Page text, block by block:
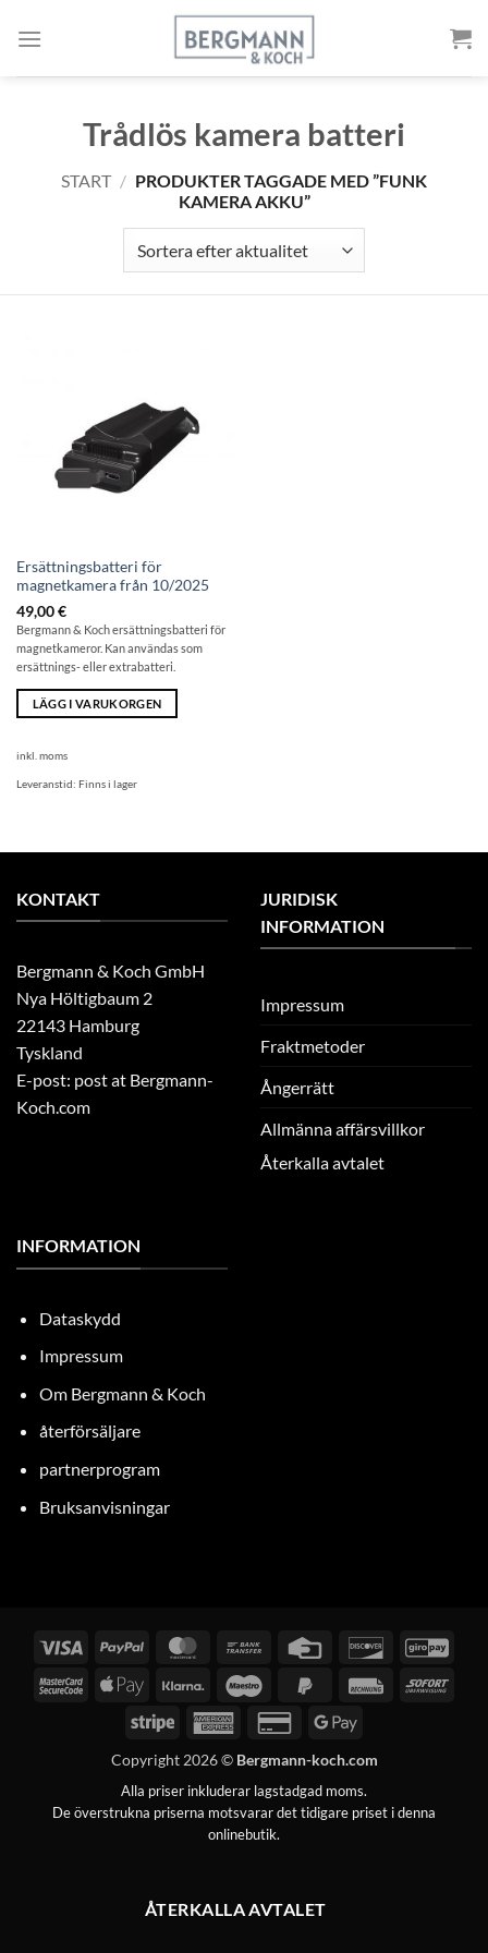
Trådlös kamera batteri
START / PRODUKTER TAGGADE MED ”FUNK
KAMERA AKKU”
Ersättningsbatteri för
magnetkamera från 10/2025
49,00€
Bergmann & Koch ersättningsbatteri för
magnetkameror. Kan användas som
ersättnings- eller extrabatteri.
LÄGG I VARUKORGEN
inkl. moms
Leveranstid: Finns i lager
KONTAKT
Bergmann & Koch GmbH
Nya Höltigbaum 2
22143 Hamburg
Tyskland
E-post: post at Bergmann-
Koch.com
JURIDISK
INFORMATION
Impressum
Fraktmetoder
Ångerrätt
Allmänna affärsvillkor
Återkalla avtalet
INFORMATION
Dataskydd
Impressum
Om Bergmann & Koch
återförsäljare
partnerprogram
Bruksanvisningar
Visum PayPal MasterCardBanköverföring
Kreditkort Upptäck
MasterCardApple
Klarna Maestro
PayPal
Räkning
Stripe
American
KreditkortGoogle
Copyright 2026 © Bergmann-koch.com
Alla priser inkluderar lagstadgad moms.
De överstrukna priserna motsvarar det tidigare priset i denna
onlinebutik.
ÅTERKALLA AVTALET